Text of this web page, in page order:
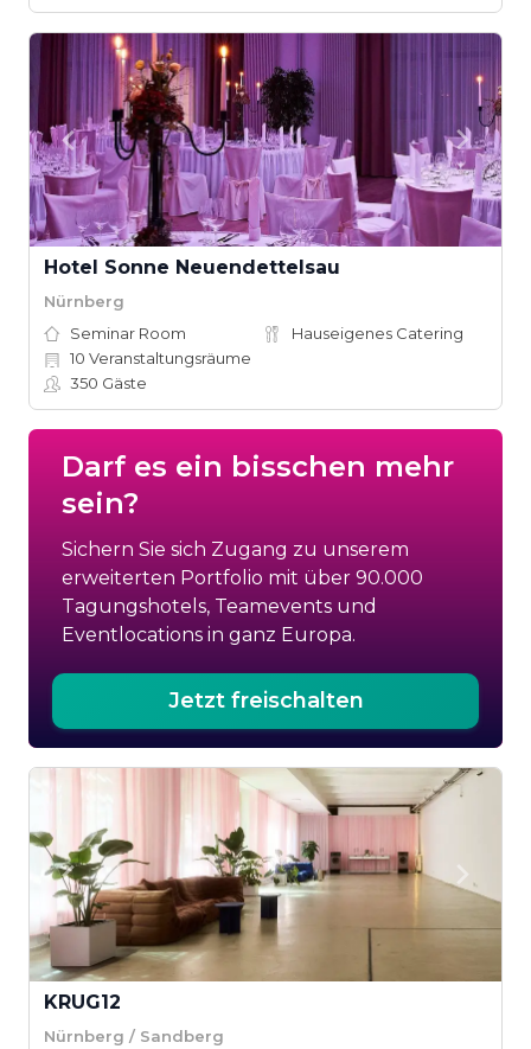
Hotel Sonne Neuendettelsau
Nürnberg
Seminar Room
Hauseigenes Catering
10 Veranstaltungsräume
350 Gäste
Darf es ein bisschen mehr
sein?
Sichern Sie sich Zugang zu unserem
erweiterten Portfolio mit über 90.000
Tagungshotels, Teamevents und
Eventlocations in ganz Europa.
Jetzt freischalten
KRUG12
Nürnberg / Sandberg